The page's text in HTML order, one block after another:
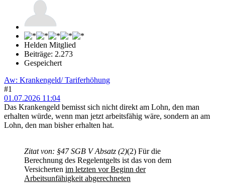
Helden Mitglied
Beiträge: 2.273
Gespeichert
Aw: Krankengeld/ Tariferhöhung
#1
01.07.2026 11:04
Das Krankengeld bemisst sich nicht direkt am Lohn, den man
erhalten würde, wenn man jetzt arbeitsfähig wäre, sondern an am
Lohn, den man bisher erhalten hat.
Zitat von: §47 SGB V Absatz (2)(2) Für die
Berechnung des Regelentgelts ist das von dem
Versicherten im letzten vor Beginn der
Arbeitsunfähigkeit abgerechneten